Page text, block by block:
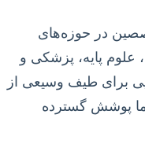
در حوزه‌های
پایه، پزشکی و
برای طیف وسیعی از
پوشش گسترده